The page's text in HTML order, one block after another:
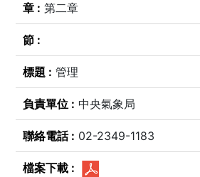
第二章
管理
中央氣象局
02-2349-1183